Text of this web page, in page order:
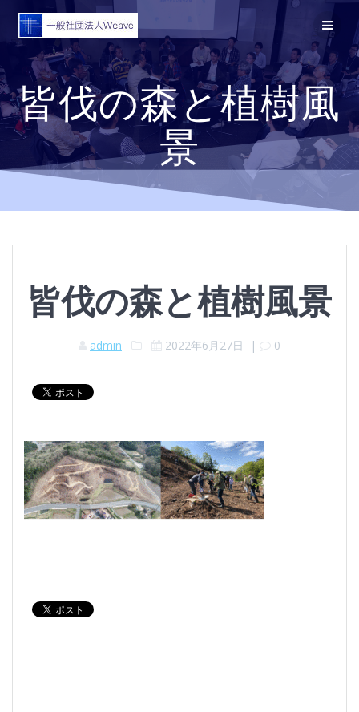
テ
ツ
へ
ス
キ
ッ
プ
皆伐の森と植樹風
景
皆伐の森と植樹風景
admin 2022年6月27日 | 0